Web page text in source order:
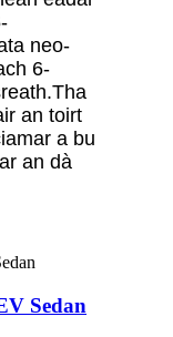
neo-
6-
an toirt
a bu
an dà
Sedan